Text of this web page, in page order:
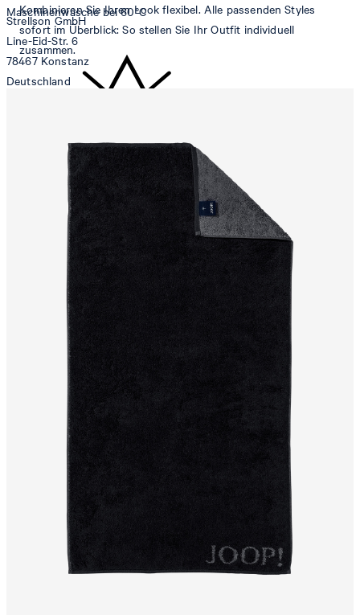
Maschinenwäsche bei 60°C
nicht bleichen
Trommeltrocknen allgemein
chemische Reinigung mit Perchlorethylen, schonend
Strellson GmbH
Line-Eid-Str. 6
78467 Konstanz
Deutschland
Strellson AG
Sonnenwiesenstrasse 21
8280 Kreuzlingen
Kombinieren Sie Ihren Look flexibel. Alle passenden Styles
sofort im Überblick: So stellen Sie Ihr Outfit individuell
zusammen.